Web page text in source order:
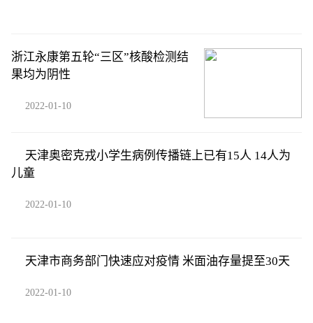
浙江永康第五轮“三区”核酸检测结
果均为阴性
2022-01-10
天津奥密克戎小学生病例传播链上已有15人 14人为
儿童
2022-01-10
天津市商务部门快速应对疫情 米面油存量提至30天
2022-01-10